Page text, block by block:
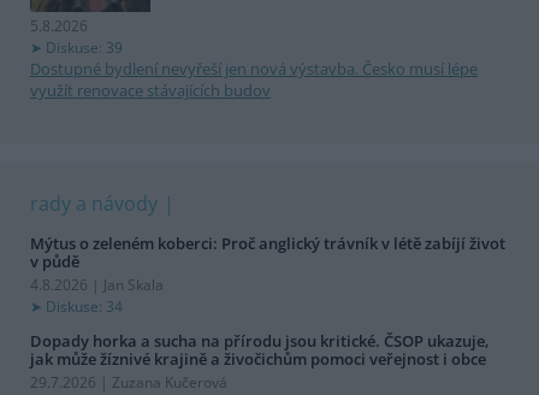
5.8.2026
Diskuse: 39
Dostupné bydlení nevyřeší jen nová výstavba. Česko musí lépe
využít renovace stávajících budov
rady a návody
Mýtus o zeleném koberci: Proč anglický trávník v létě zabíjí život
v půdě
4.8.2026 | Jan Skala
Diskuse: 34
Dopady horka a sucha na přírodu jsou kritické. ČSOP ukazuje,
jak může žíznivé krajině a živočichům pomoci veřejnost i obce
29.7.2026 | Zuzana Kučerová